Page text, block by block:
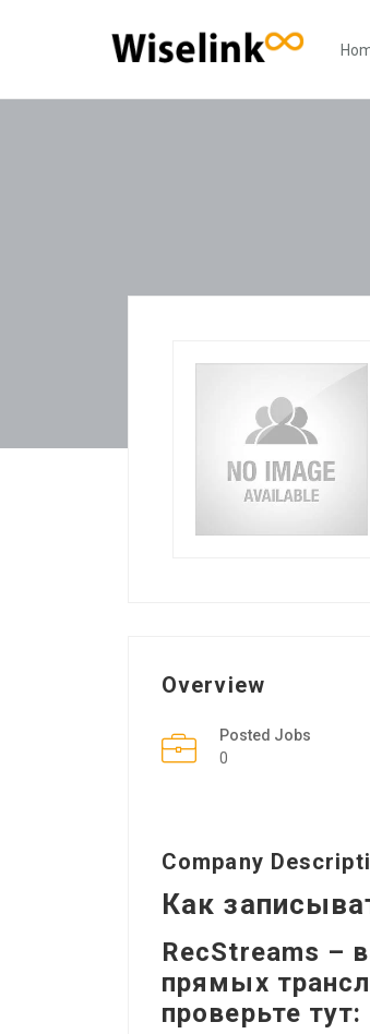
Overview
Posted Jobs
0
Company
Как
RecStreams –
прямых
проверьте